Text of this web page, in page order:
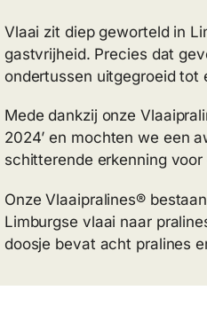
Vlaai zit diep geworteld in
gastvrijheid. Precies dat
ondertussen uitgegroeid tot
Mede dankzij onze
2024’ en mochten we een
schitterende erkenning
Onze Vlaaipralines®
Limburgse vlaai naar
doosje bevat acht pralines